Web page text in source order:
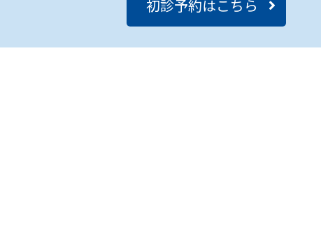
初診予約はこちら